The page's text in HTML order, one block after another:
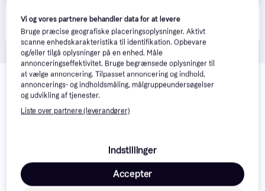
Produktet fås også hos 1 butik, som ikke er betalende
kunde i denne kategori.
Relaterede produkter
Se vores forslag til andre produkter, der matcher dine
Vi og vores partnere behandler data for at levere
Bruge præcise geografiske placeringsoplysninger. Aktivt
scanne enhedskarakteristika til identifikation. Opbevare
og/eller tilgå oplysninger på en enhed. Måle
annonceringseffektivitet. Bruge begrænsede oplysninger til
at vælge annoncering. Tilpasset annoncering og indhold,
annoncerings- og indholdsmåling, målgruppeundersøgelser
og udvikling af tjenester.
Liste over partnere (leverandører)
Indstillinger
Accepter